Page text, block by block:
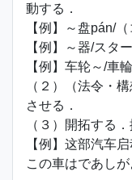
動する．
【例】～盘pán/
【例】～器/スタ
【例】车轮～/車
（２）（法令・
させる．
（３）開拓する
【例】这部汽车
この車はであしが